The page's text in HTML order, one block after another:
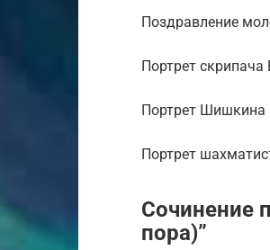
Поздравление
Портрет скрипача
Портрет Шишкина
Портрет
Сочинение
пора)”